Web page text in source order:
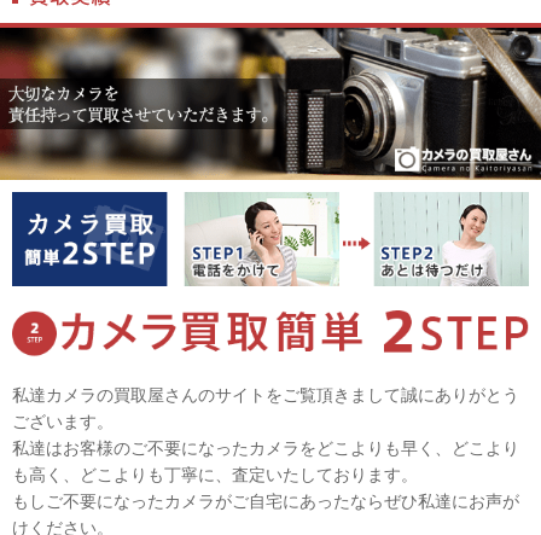
私達カメラの買取屋さんのサイトをご覧頂きまして誠にありがとう
ございます。
私達はお客様のご不要になったカメラをどこよりも早く、どこより
も高く、どこよりも丁寧に、査定いたしております。
もしご不要になったカメラがご自宅にあったならぜひ私達にお声が
けください。